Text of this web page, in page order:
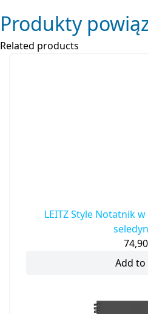
Produkty
Related products
LEITZ Style Notatnik
74,90
Add